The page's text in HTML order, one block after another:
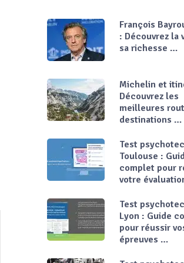
François
: Découvrez la
sa richesse …
Michelin et
Découvrez les
meilleures
destinations …
Test
Toulouse :
complet pour
votre
Test
Lyon : Guide
pour réussir
épreuves …